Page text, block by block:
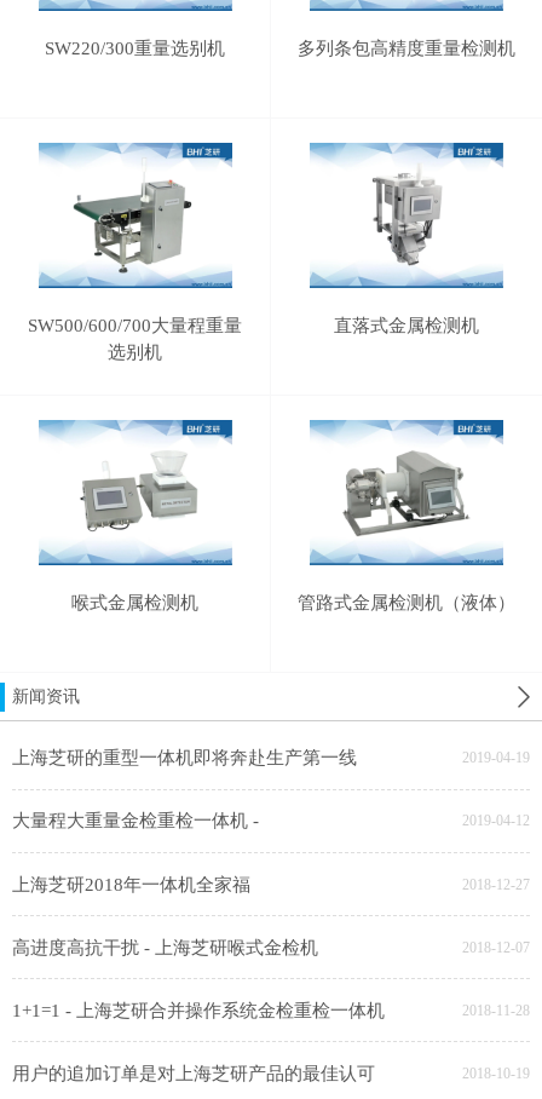
SW220/300重量选别机 多列条包高精度重量检测机
SW500/600/700大量程重量
选别机
直落式金属检测机
喉式金属检测机 管路式金属检测机（液体）
新闻资讯
上海芝研的重型一体机即将奔赴生产第一线 2019-04-19
大量程大重量金检重检一体机 - 2019-04-12
上海芝研2018年一体机全家福 2018-12-27
高进度高抗干扰 - 上海芝研喉式金检机 2018-12-07
1+1=1 - 上海芝研合并操作系统金检重检一体机 2018-11-28
用户的追加订单是对上海芝研产品的最佳认可 2018-10-19